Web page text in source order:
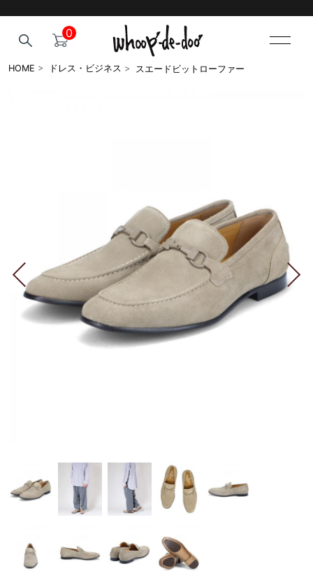
0
HOME > ドレス・ビジネス > スエードビットローファー